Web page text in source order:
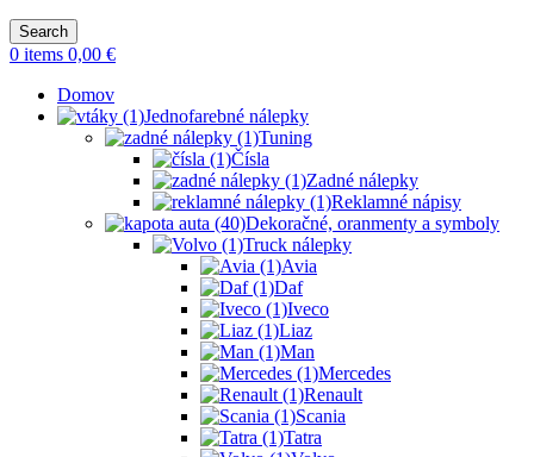
Search
0 items 0,00 €
Domov
Jednofarebné nálepky
Tuning
Čísla
Zadné nálepky
Reklamné nápisy
Dekoračné, oranmenty a symboly
Truck nálepky
Avia
Daf
Iveco
Liaz
Man
Mercedes
Renault
Scania
Tatra